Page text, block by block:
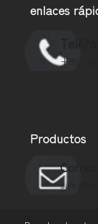
enlaces
+86-750-
Productos
Correo